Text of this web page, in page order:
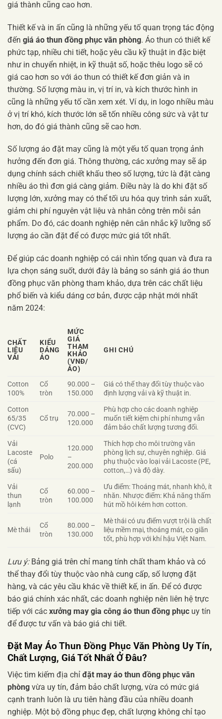
giá thành cũng cao hơn.
Thiết kế và in ấn cũng là những yếu tố quan trọng tác động
đến giá áo thun đồng phục văn phòng. Áo thun có thiết kế
phức tạp, nhiều chi tiết, hoặc yêu cầu kỹ thuật in đặc biệt
như in chuyển nhiệt, in kỹ thuật số, hoặc thêu logo sẽ có
giá cao hơn so với áo thun có thiết kế đơn giản và in
thường. Số lượng màu in, vị trí in, và kích thước hình in
cũng là những yếu tố cần xem xét. Ví dụ, in logo nhiều màu
ở vị trí khó, kích thước lớn sẽ tốn nhiều công sức và vật tư
hơn, do đó giá thành cũng sẽ cao hơn.
Số lượng áo đặt may cũng là một yếu tố quan trọng ảnh
hưởng đến đơn giá. Thông thường, các xưởng may sẽ áp
dụng chính sách chiết khấu theo số lượng, tức là đặt càng
nhiều áo thì đơn giá càng giảm. Điều này là do khi đặt số
lượng lớn, xưởng may có thể tối ưu hóa quy trình sản xuất,
giảm chi phí nguyên vật liệu và nhân công trên mỗi sản
phẩm. Do đó, các doanh nghiệp nên cân nhắc kỹ lưỡng số
lượng áo cần đặt để có được mức giá tốt nhất.
Để giúp các doanh nghiệp có cái nhìn tổng quan và đưa ra
lựa chọn sáng suốt, dưới đây là bảng so sánh giá áo thun
đồng phục văn phòng tham khảo, dựa trên các chất liệu
phổ biến và kiểu dáng cơ bản, được cập nhật mới nhất
năm 2024:
CHẤT
LIỆU
VẢI
KIỂU
DÁNG
ÁO
MỨC
GIÁ
THAM
KHẢO
(VNĐ/
ÁO)
GHI CHÚ
Cotton
100%
Cổ
tròn
90.000 –
150.000
Giá có thể thay đổi tùy thuộc vào
định lượng vải và kỹ thuật in.
Cotton
65/35
(CVC)
Cổ trụ
70.000 –
120.000
Phù hợp cho các doanh nghiệp
muốn tiết kiệm chi phí nhưng vẫn
đảm bảo chất lượng tương đối.
Vải
Lacoste
(cá
sấu)
Polo
120.000
–
200.000
Thích hợp cho môi trường văn
phòng lịch sự, chuyên nghiệp. Giá
phụ thuộc vào loại vải Lacoste (PE,
cotton,…) và độ dày.
Vải
thun
lạnh
Cổ
tròn
60.000 –
100.000
Ưu điểm: Thoáng mát, nhanh khô, ít
nhăn. Nhược điểm: Khả năng thấm
hút mồ hôi kém hơn cotton.
Mè thái
Cổ
tròn
80.000 –
130.000
Mè thái có ưu điểm vượt trội là chất
liệu mềm mại, thoáng mát, co giãn
tốt, phù hợp với khí hậu Việt Nam.
Lưu ý:Bảng giá trên chỉ mang tính chất tham khảo và có
thể thay đổi tùy thuộc vào nhà cung cấp, số lượng đặt
hàng, và các yêu cầu khác về thiết kế, in ấn. Để có được
báo giá chính xác nhất, các doanh nghiệp nên liên hệ trực
tiếp với các xưởng may gia công áo thun đồng phục uy tín
để được tư vấn và báo giá chi tiết.
Đặt May Áo Thun Đồng Phục Văn Phòng Uy Tín,
Chất Lượng, Giá Tốt Nhất Ở Đâu?
Việc tìm kiếm địa chỉ đặt may áo thun đồng phục văn
phòng vừa uy tín, đảm bảo chất lượng, vừa có mức giá
cạnh tranh luôn là ưu tiên hàng đầu của nhiều doanh
nghiệp. Một bộ đồng phục đẹp, chất lượng không chỉ tạo